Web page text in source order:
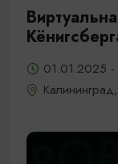
01.01.2025